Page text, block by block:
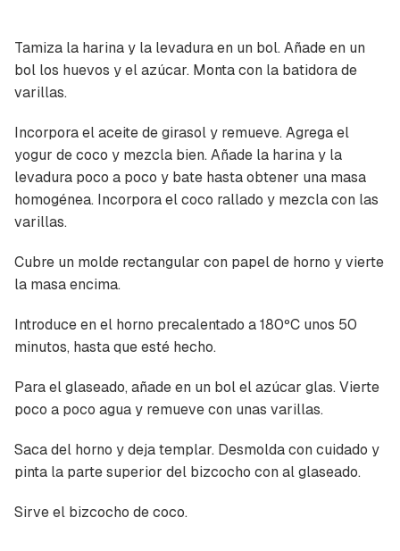
Tamiza la harina y la levadura en un bol. Añade en un
bol los huevos y el azúcar. Monta con la batidora de
varillas.
Incorpora el aceite de girasol y remueve. Agrega el
yogur de coco y mezcla bien. Añade la harina y la
levadura poco a poco y bate hasta obtener una masa
homogénea. Incorpora el coco rallado y mezcla con las
varillas.
Cubre un molde rectangular con papel de horno y vierte
la masa encima.
Introduce en el horno precalentado a 180ºC unos 50
minutos, hasta que esté hecho.
Para el glaseado, añade en un bol el azúcar glas. Vierte
poco a poco agua y remueve con unas varillas.
Saca del horno y deja templar. Desmolda con cuidado y
pinta la parte superior del bizcocho con al glaseado.
Sirve el bizcocho de coco.